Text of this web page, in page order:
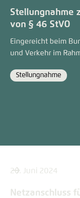
Stellungnahme
von § 46 StVO
Eingereicht beim
und Verkehr im
Format
Stellungnahme
20. Juni 2024
Netzanschluss